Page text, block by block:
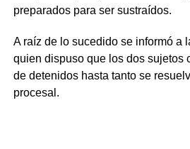
preparados para ser sustraídos.
A raíz de lo sucedido se informó a
quien dispuso que los dos sujetos
de detenidos hasta tanto se
procesal.